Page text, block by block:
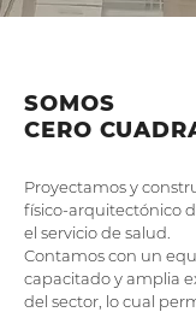
SOMOS
CERO
Proyectamos y
físico-arquitectónico
el servicio de salud.
Contamos con un
capacitado y amplia
del sector, lo cual